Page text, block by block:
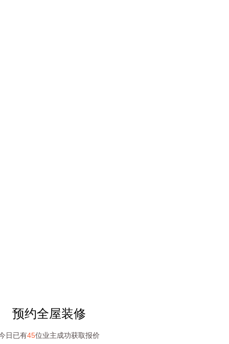
预约全屋装修
日已有45位业主成功获取报价